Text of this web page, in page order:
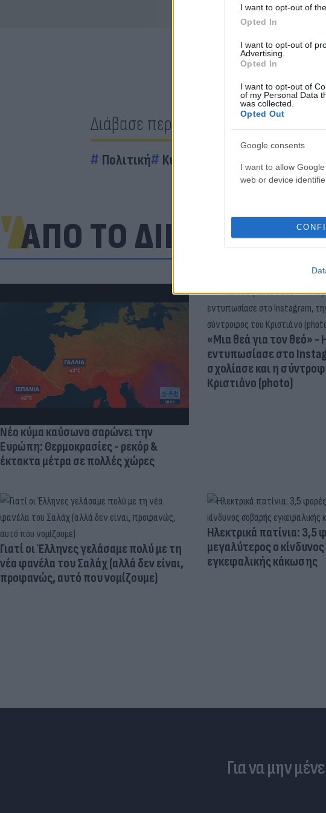
I want to opt-out of
Opted In
I want to opt-out of
Advertising.
Opted In
I want to opt-out of
of my Personal Data
was collected.
Opted Out
Google consents
I want to allow
web or device
Διάβασε περισσότερα
Πολιτική Κυριάκος Μητσοτάκης
ΑΠΟ ΤΟ ΔΙΚΤΥΟ
Νέο κύμα καύσωνα σαρώνει την
Ευρώπη: Θερμοκρασίες - ρεκόρ &
έκτακτα μέτρα σε πολλές χώρες
«Μια θεά για τον θεό» -
εντυπωσίασε στο
σχολίασε και η
Κριστιάνο (photo)
Γιατί οι Έλληνες γελάσαμε πολύ με τη
νέα φανέλα του Σαλάχ (αλλά δεν είναι,
προφανώς, αυτό που νομίζουμε)
Ηλεκτρικά πατίνια: 3,5
μεγαλύτερος ο
εγκεφαλικής κάκωσης
Για να μην